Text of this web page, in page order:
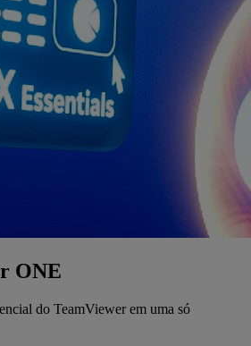
ONE
do TeamViewer em uma só